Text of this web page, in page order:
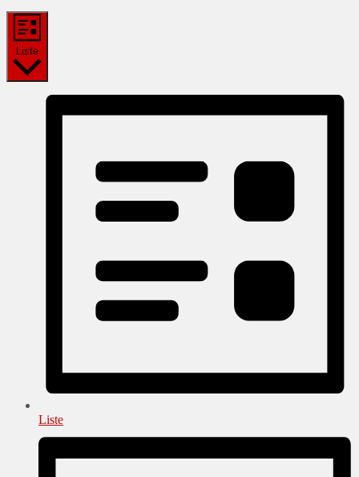
Liste
Liste